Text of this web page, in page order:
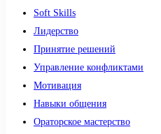
Soft Skills
Лидерство
Принятие решений
Управление конфликтами
Мотивация
Навыки общения
Ораторское мастерство